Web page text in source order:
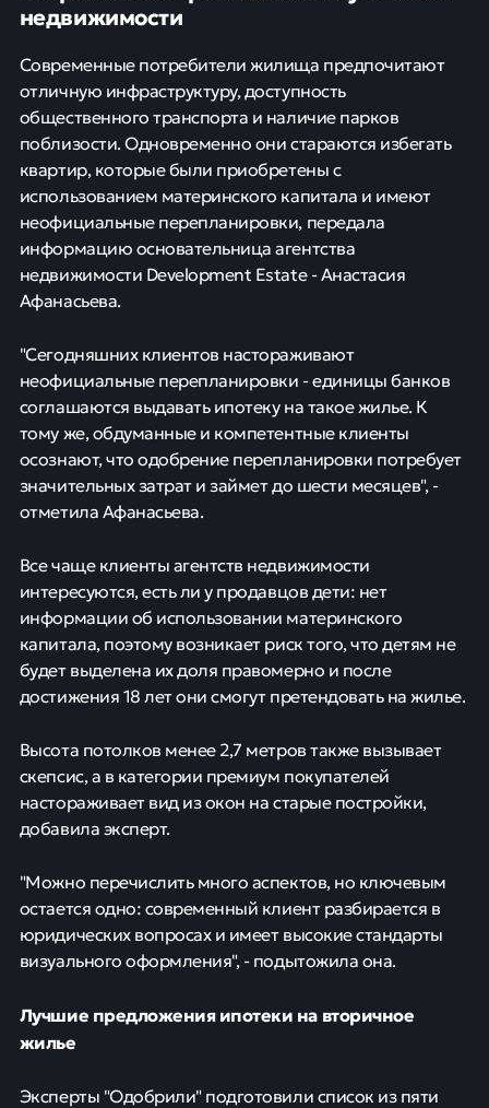
недвижимости
Современные потребители жилища предпочитают
отличную инфраструктуру, доступность
общественного транспорта и наличие парков
поблизости. Одновременно они стараются избегать
квартир, которые были приобретены с
использованием материнского капитала и имеют
неофициальные перепланировки, передала
информацию основательница агентства
недвижимости Development Estate - Анастасия
Афанасьева.
"Сегодняшних клиентов настораживают
неофициальные перепланировки - единицы банков
соглашаются выдавать ипотеку на такое жилье. К
тому же, обдуманные и компетентные клиенты
осознают, что одобрение перепланировки потребует
значительных затрат и займет до шести месяцев", -
отметила Афанасьева.
Все чаще клиенты агентств недвижимости
интересуются, есть ли у продавцов дети: нет
информации об использовании материнского
капитала, поэтому возникает риск того, что детям не
будет выделена их доля правомерно и после
достижения 18 лет они смогут претендовать на жилье.
Высота потолков менее 2,7 метров также вызывает
скепсис, а в категории премиум покупателей
настораживает вид из окон на старые постройки,
добавила эксперт.
"Можно перечислить много аспектов, но ключевым
остается одно: современный клиент разбирается в
юридических вопросах и имеет высокие стандарты
визуального оформления", - подытожила она.
Лучшие предложения ипотеки на вторичное
жилье
Эксперты "Одобрили" подготовили список из пяти